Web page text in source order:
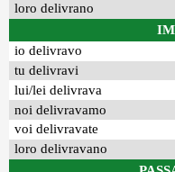
loro delivrano
io delivravo
tu delivravi
lui/lei delivrava
noi delivravamo
voi delivravate
loro delivravano